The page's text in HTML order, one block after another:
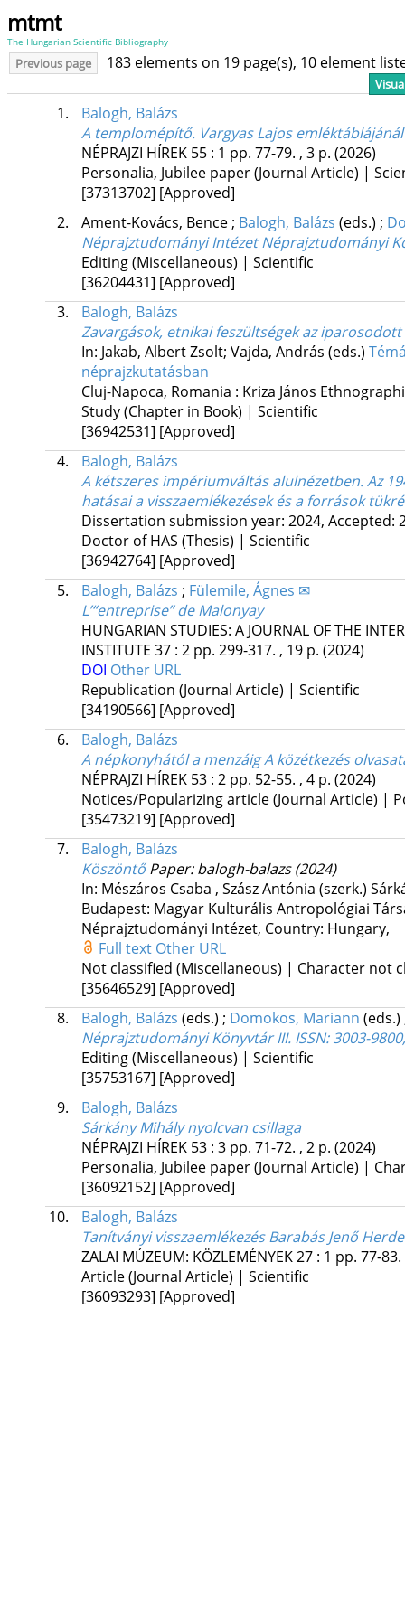
mtmt
The Hungarian Scientific Bibliography
Previous page 183 elements on 19 page(s), 10 element
1.
Balogh, Balázs
A templomépítő. Vargyas Lajos emléktáblájánál
NÉPRAJZI HÍREK 55: 1 pp. 77-79. , 3 p. (2026)
Personalia, Jubilee paper (Journal Article) |
[37313702] [Approved]
2.
Ament-Kovács, Bence; Balogh, Balázs (eds.) ;
Néprajztudományi Intézet Néprajztudományi
Editing (Miscellaneous) | Scientific
[36204431] [Approved]
3.
Balogh, Balázs
Zavargások, etnikai feszültségek az
In: Jakab, Albert Zsolt; Vajda, András (eds.)
néprajzkutatásban
Cluj-Napoca, Romania : Kriza János
Study (Chapter in Book) | Scientific
[36942531] [Approved]
4.
Balogh, Balázs
A kétszeres impériumváltás alulnézetben. Az
hatásai a visszaemlékezések és a források
Dissertation submission year: 2024, Accepted:
Doctor of HAS (Thesis) | Scientific
[36942764] [Approved]
5.
Balogh, Balázs ; Fülemile, Ágnes ✉
L’“entreprise” de Malonyay
HUNGARIAN STUDIES: A JOURNAL OF THE
INSTITUTE 37: 2 pp. 299-317. , 19 p. (2024)
DOI Other URL
Republication (Journal Article) | Scientific
[34190566] [Approved]
6.
Balogh, Balázs
A népkonyhától a menzáig A közétkezés
NÉPRAJZI HÍREK 53: 2 pp. 52-55. , 4 p. (2024)
Notices/Popularizing article (Journal Article) |
[35473219] [Approved]
7.
Balogh, Balázs
Köszöntő Paper: balogh-balazs(2024)
In: Mészáros Csaba , Szász Antónia (szerk.)
Budapest: Magyar Kulturális Antropológiai
Néprajztudományi Intézet, Country: Hungary,
Full text Other URL
Not classified (Miscellaneous) | Character not
[35646529] [Approved]
8.
Balogh, Balázs (eds.) ; Domokos, Mariann (eds.)
Néprajztudományi Könyvtár III. ISSN: 3003-
Editing (Miscellaneous) | Scientific
[35753167] [Approved]
9.
Balogh, Balázs
Sárkány Mihály nyolcvan csillaga
NÉPRAJZI HÍREK 53: 3 pp. 71-72. , 2 p. (2024)
Personalia, Jubilee paper (Journal Article) |
[36092152] [Approved]
10.
Balogh, Balázs
Tanítványi visszaemlékezés Barabás Jenő
ZALAI MÚZEUM: KÖZLEMÉNYEK27: 1 pp. 77-
Article (Journal Article) | Scientific
[36093293] [Approved]